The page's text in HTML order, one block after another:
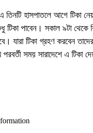
তিনটি হাসপাতলে আগে টিকা
টিকা পাবেন। সকাল ৯টা থেকে
যারা টিকা গ্রহণ করবেন
সময় সারাদেশে এ টিকা